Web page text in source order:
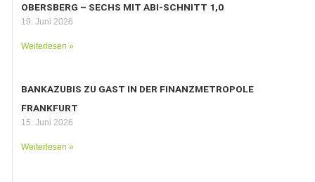
OBERSBERG – SECHS MIT ABI-SCHNITT 1,0
19. Juni 2026
Weiterlesen »
BANKAZUBIS ZU GAST IN DER FINANZMETROPOLE
FRANKFURT
15. Juni 2026
Weiterlesen »